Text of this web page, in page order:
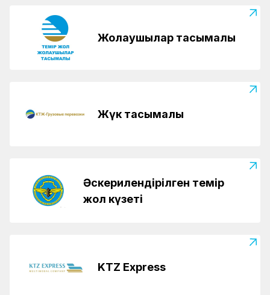
Жолаушылар тасымалы
Жүк тасымалы
Әскерилендірілген темір
жол күзеті
KTZ Express